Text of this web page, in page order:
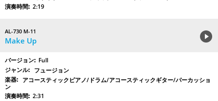
2:19
AL-730 M-11
Make Up
Full
フュージョン
アコースティックピアノ/ドラム/アコースティックギター/パーカッショ
ン
2:31